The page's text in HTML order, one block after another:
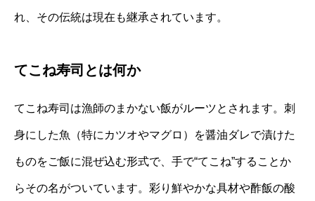
れ、その伝統は現在も継承されています。
てこね寿司とは何か
てこね寿司は漁師のまかない飯がルーツとされます。刺
身にした魚（特にカツオやマグロ）を醤油ダレで漬けた
ものをご飯に混ぜ込む形式で、手で“てこね”することか
らその名がついています。彩り鮮やかな具材や酢飯の酸